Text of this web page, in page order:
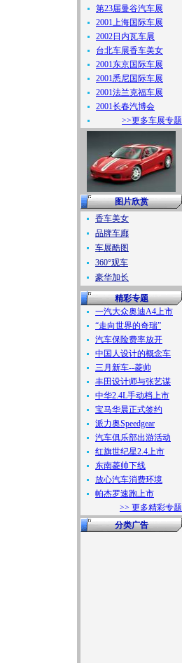
第23届曼谷汽车展
2001上海国际车展
2002日内瓦车展
台北车展香车美女
2001东京国际车展
2001悉尼国际车展
2001法兰克福车展
2001长春汽博会
>>更多车展专题
图片欣赏
香车美女
品牌车廊
车展酷图
360°观车
豪华加长
精彩专题
一汽大众奥迪A4上市
“走向世界的奇瑞”
汽车保险费率放开
中国人设计的概念车
三月新车--菱帅
丰田设计师与张艺谋
中华2.4L手动档上市
宝马华晨正式签约
派力奥Speedgear
汽车俱乐部出游活动
红旗世纪星2.4上市
东南菱帅下线
放心汽车消费环境
帕杰罗速跑上市
>> 更多精彩专题
分类广告